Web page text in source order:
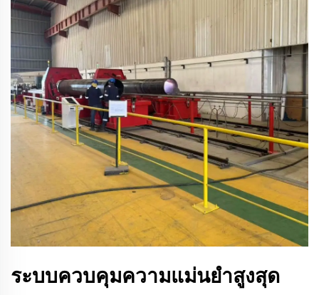
ระบบควบคุมความแม่นยําสูงสุด